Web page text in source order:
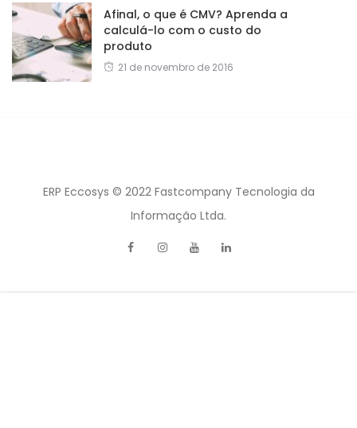
Afinal, o que é CMV? Aprenda a
calculá-lo com o custo do
produto
21 de novembro de 2016
ERP Eccosys © 2022 Fastcompany Tecnologia da
Informação Ltda.